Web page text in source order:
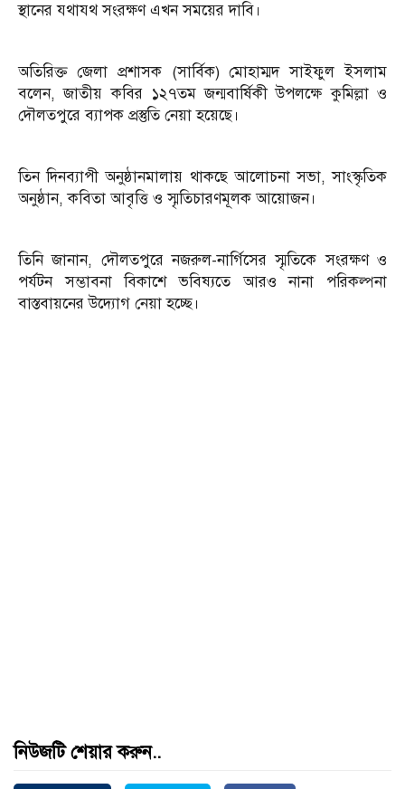
স্থানের যথাযথ সংরক্ষণ এখন সময়ের দাবি।
অতিরিক্ত জেলা প্রশাসক (সার্বিক) মোহাম্মদ সাইফুল ইসলাম
বলেন, জাতীয় কবির ১২৭তম জন্মবার্ষিকী উপলক্ষে কুমিল্লা ও
দৌলতপুরে ব্যাপক প্রস্তুতি নেয়া হয়েছে।
তিন দিনব্যাপী অনুষ্ঠানমালায় থাকছে আলোচনা সভা, সাংস্কৃতিক
অনুষ্ঠান, কবিতা আবৃত্তি ও স্মৃতিচারণমূলক আয়োজন।
তিনি জানান, দৌলতপুরে নজরুল-নার্গিসের স্মৃতিকে সংরক্ষণ ও
পর্যটন সম্ভাবনা বিকাশে ভবিষ্যতে আরও নানা পরিকল্পনা
বাস্তবায়নের উদ্যোগ নেয়া হচ্ছে।
নিউজটি শেয়ার করুন..